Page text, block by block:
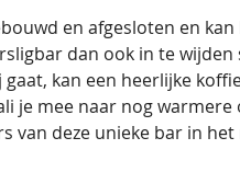
en afgesloten en
dan ook in te
kan een heerlijke
je mee naar nog
van deze unieke bar in